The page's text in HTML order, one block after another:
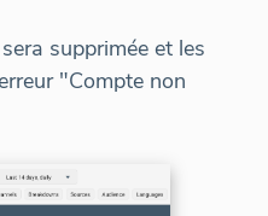
supprimée et les
"Compte non